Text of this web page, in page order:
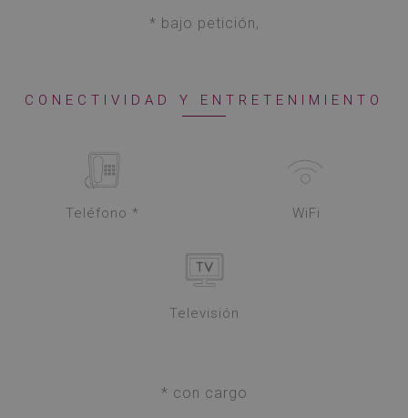
* bajo petición,
CONECTIVIDAD Y ENTRETENIMIENTO
Teléfono * WiFi
Televisión
* con cargo